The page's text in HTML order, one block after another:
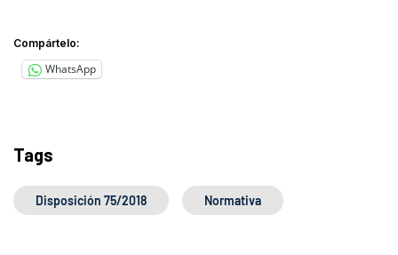
Compártelo:
WhatsApp
Tags
Disposición 75/2018 Normativa